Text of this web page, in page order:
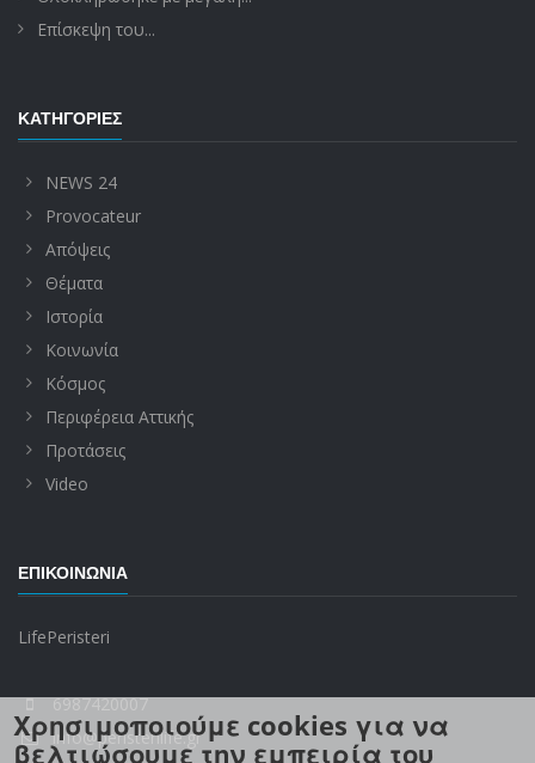
Επίσκεψη του...
ΚΑΤΗΓΟΡΊΕΣ
NEWS 24
Provocateur
Απόψεις
Θέματα
Ιστορία
Κοινωνία
Κόσμος
Περιφέρεια Αττικής
Προτάσεις
Video
ΕΠΙΚΟΙΝΩΝΊΑ
LifePeristeri
6987420007
info@peristerilife.gr
Χρησιμοποιούμε cookies για να
βελτιώσουμε την εμπειρία του